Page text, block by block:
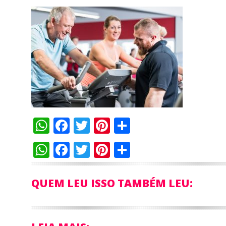
WhatsApp
Facebook
TwitterPinterest
WhatsApp
Facebook
TwitterPinterest
QUEM LEU ISSO TAMBÉM LEU: